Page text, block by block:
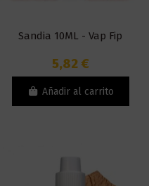
Sandia 10ML - Vap Fip
5,82 €
Añadir al carrito